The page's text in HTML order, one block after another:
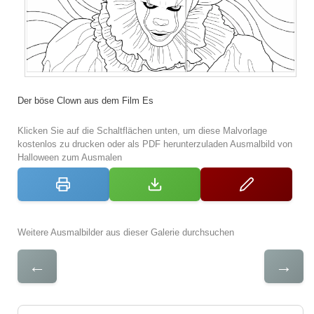
Der böse Clown aus dem Film Es
Klicken Sie auf die Schaltflächen unten, um diese Malvorlage
kostenlos zu drucken oder als PDF herunterzuladen Ausmalbild von
Halloween zum Ausmalen
Weitere Ausmalbilder aus dieser Galerie durchsuchen
← →